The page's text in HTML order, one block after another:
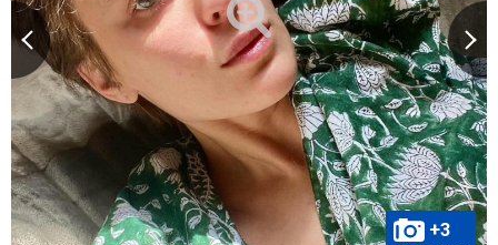
+3